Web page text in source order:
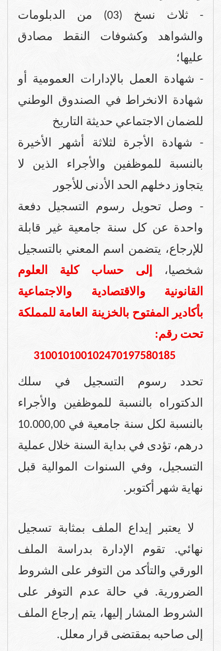
- ثلاث نسخ (03) من الدبلومات
والشواهد وكشوفات النقط مصادق
عليها؛
- شهادة العمل بالإدارات العمومية أو
شهادة الانخراط في الصندوق الوطني
للضمان الاجتماعي حديثة التاريخ
- شهادة الأجرة لثلاثة أشهر الأخيرة
بالنسبة للموظفين والأجراء الذين لا
يتجاوز دخلهم الحد الأدنى للأجور
- وصل تحويل رسوم التسجيل دفعة
واحدة عن كل سنة جامعية غير قابلة
للإرجاع، يتضمن اسم المعني بالتسجيل
شخصيا، إلى حساب كلية العلوم
القانونية والاقتصادية والاجتماعية
بأكادير المفتوح بالخزينة العامة للمملكة
تحت رقم:
310010100102470197580185
تحدد رسوم التسجيل في سلك
الدكتوراه بالنسبة للموظفين والأجراء
بالنسبة لكل سنة جامعية في 10.000,00
درهم، تؤدى في بداية السنة خلال عملية
التسجيل، وفي السنوات الموالية قبل
نهاية شهر أكتوبر.
لا يعتبر إيداع الملف بمثابة تسجيل
نهائي. تقوم الإدارة بدراسة الملف
الورقي والتأكد من التوفر على الشروط
الضرورية. في حالة عدم التوفر على
الشروط المشار إليها، يتم إرجاع الملف
إلى صاحبه بمقتضى قرار معلل.